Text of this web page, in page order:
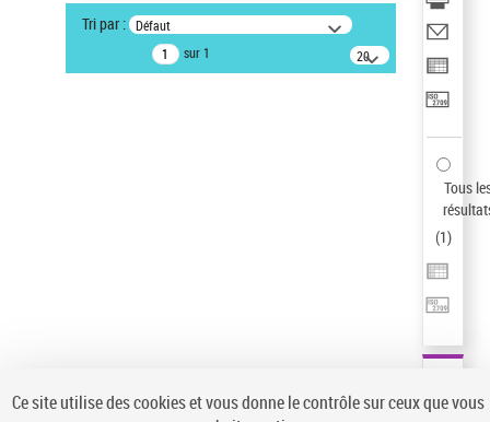
Type de notice d'autorité
Tri par : Défaut
sur 1
20
résultats/page
Tous
(1)
Ce site utilise des cookies et vous donne le contrôle sur ceux que vous